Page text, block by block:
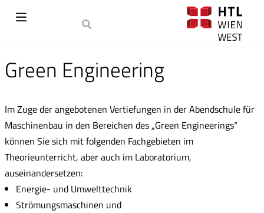
Green Engineering
Im Zuge der angebotenen Vertiefungen in der Abendschule für
Maschinenbau in den Bereichen des „Green Engineerings“
können Sie sich mit folgenden Fachgebieten im
Theorieunterricht, aber auch im Laboratorium,
auseinandersetzen:
Energie- und Umwelttechnik
Strömungsmaschinen und